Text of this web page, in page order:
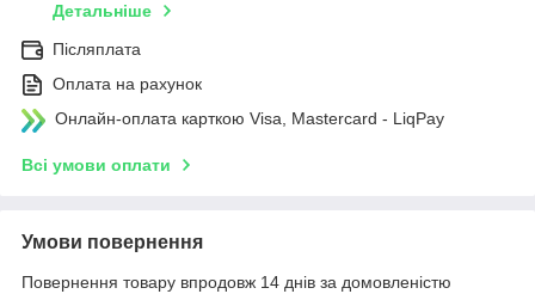
Детальніше
Післяплата
Оплата на рахунок
Онлайн-оплата карткою Visa, Mastercard - LiqPay
Всі умови оплати
Умови повернення
Повернення товару впродовж 14 днів за домовленістю